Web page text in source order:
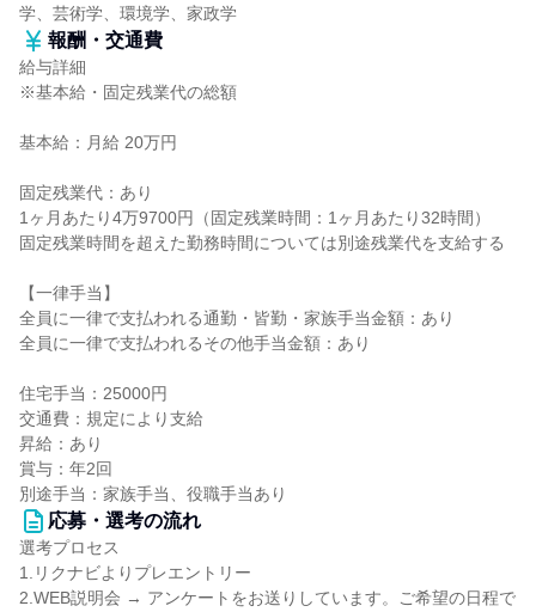
学、芸術学、環境学、家政学
報酬・交通費
給与詳細
※基本給・固定残業代の総額
基本給：月給 20万円
固定残業代：あり
1ヶ月あたり4万9700円（固定残業時間：1ヶ月あたり32時間）
固定残業時間を超えた勤務時間については別途残業代を支給する
【一律手当】
全員に一律で支払われる通勤・皆勤・家族手当金額：あり
全員に一律で支払われるその他手当金額：あり
住宅手当：25000円
交通費：規定により支給
昇給：あり
賞与：年2回
別途手当：家族手当、役職手当あり
応募・選考の流れ
選考プロセス
1.リクナビよりプレエントリー
2.WEB説明会 → アンケートをお送りしています。ご希望の日程で